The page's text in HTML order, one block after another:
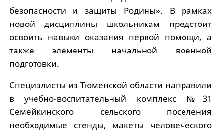
безопасности и защиты Родины». В рамках
новой дисциплины школьникам предстоит
освоить навыки оказания первой помощи, а
также элементы начальной военной
подготовки.
Специалисты из Тюменской области направили
в учебно-воспитательный комплекс №31
Семейкинского сельского поселения
необходимые стенды, макеты человеческого